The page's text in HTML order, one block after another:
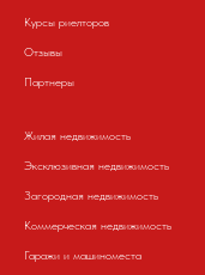
Курсы риелторов
Отзывы
Партнеры
Жилая недвижимость
Эксклюзивная недвижимость
Загородная недвижимость
Коммерческая недвижимость
Гаражи и машиноместа